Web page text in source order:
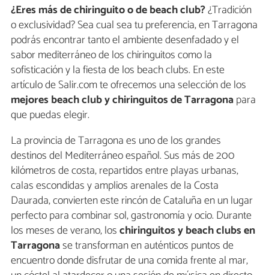
¿Eres más de chiringuito o de beach club?¿Tradición
o exclusividad? Sea cual sea tu preferencia, en Tarragona
podrás encontrar tanto el ambiente desenfadado y el
sabor mediterráneo de los chiringuitos como la
sofisticación y la fiesta de los beach clubs. En este
artículo de Salir.com te ofrecemos una selección de los
mejores beach club y chiringuitos de Tarragonapara
que puedas elegir.
La provincia de Tarragona es uno de los grandes
destinos del Mediterráneo español. Sus más de 200
kilómetros de costa, repartidos entre playas urbanas,
calas escondidas y amplios arenales de la Costa
Daurada, convierten este rincón de Cataluña en un lugar
perfecto para combinar sol, gastronomía y ocio. Durante
los meses de verano, loschiringuitos y beach clubs en
Tarragonase transforman en auténticos puntos de
encuentro donde disfrutar de una comida frente al mar,